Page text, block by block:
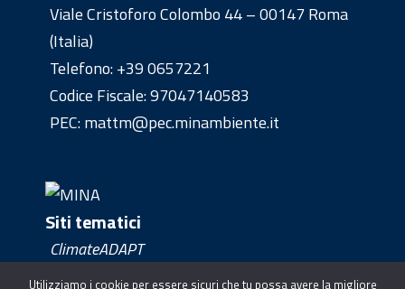
Viale Cristoforo Colombo 44 – 00147 Roma
(Italia)
Telefono:+39 0657221
Codice Fiscale: 97047140583
PEC: mattm@pec.minambiente.it
Siti tematici
ClimateADAPT
Clima Europe
Utilizziamo i cookie per essere sicuri che tu possa avere la migliore